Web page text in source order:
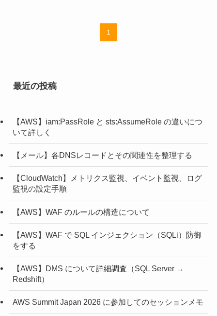
1
最近の投稿
【AWS】iam:PassRole と sts:AssumeRole の違いにつ
いて詳しく
【メール】各DNSレコードとその関連性を整理する
【CloudWatch】メトリクス監視、イベント監視、ログ
監視の設定手順
【AWS】WAF のルールの構造について
【AWS】WAF で SQL インジェクション（SQLi）防御
をする
【AWS】DMS について詳細調査（SQL Server →
Redshift）
AWS Summit Japan 2026 に参加してのセッションメモ